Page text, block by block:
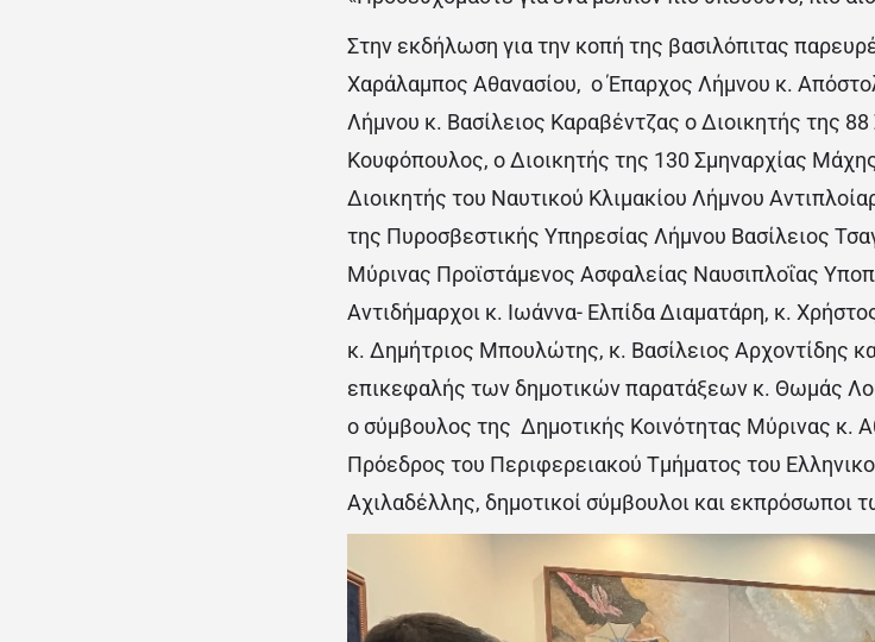
Στην εκδήλωση για την κοπή της βασιλόπιτας
Χαράλαμπος Αθανασίου, ο Έπαρχος Λήμνου κ.
Λήμνου κ. Βασίλειος Καραβέντζας ο Διοικητής της
Κουφόπουλος, ο Διοικητής της 130 Σμηναρχίας
Διοικητής του Ναυτικού Κλιμακίου Λήμνου
της Πυροσβεστικής Υπηρεσίας Λήμνου Βασίλειος
Μύρινας Προϊστάμενος Ασφαλείας Ναυσιπλοΐας
Αντιδήμαρχοι κ. Ιωάννα- Ελπίδα Διαματάρη, κ.
κ. Δημήτριος Μπουλώτης, κ. Βασίλειος Αρχοντίδης
επικεφαλής των δημοτικών παρατάξεων κ. Θωμάς
ο σύμβουλος της Δημοτικής Κοινότητας Μύρινας κ.
Πρόεδρος του Περιφερειακού Τμήματος του
Αχιλαδέλλης, δημοτικοί σύμβουλοι και εκπρόσωποι